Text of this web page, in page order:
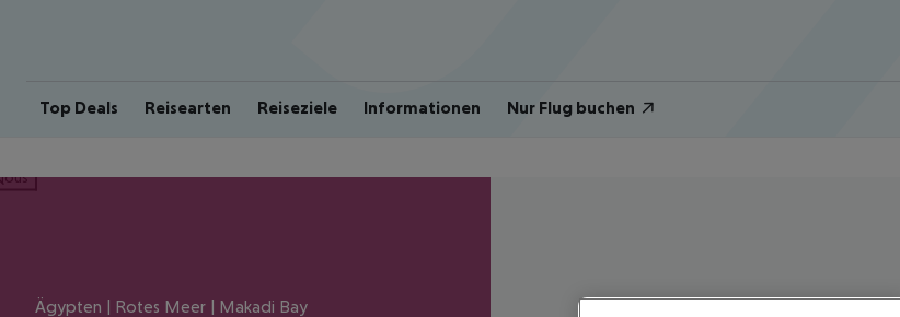
Top Deals Reisearten Reiseziele Informationen Nur Flug buchen
Ägypten | Rotes Meer | Makadi Bay